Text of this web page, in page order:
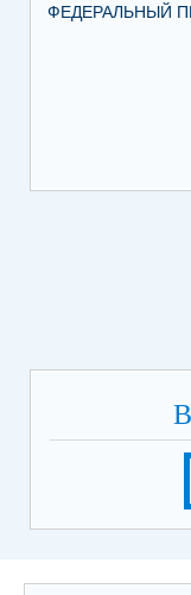
ФЕДЕРАЛЬНЫЙ